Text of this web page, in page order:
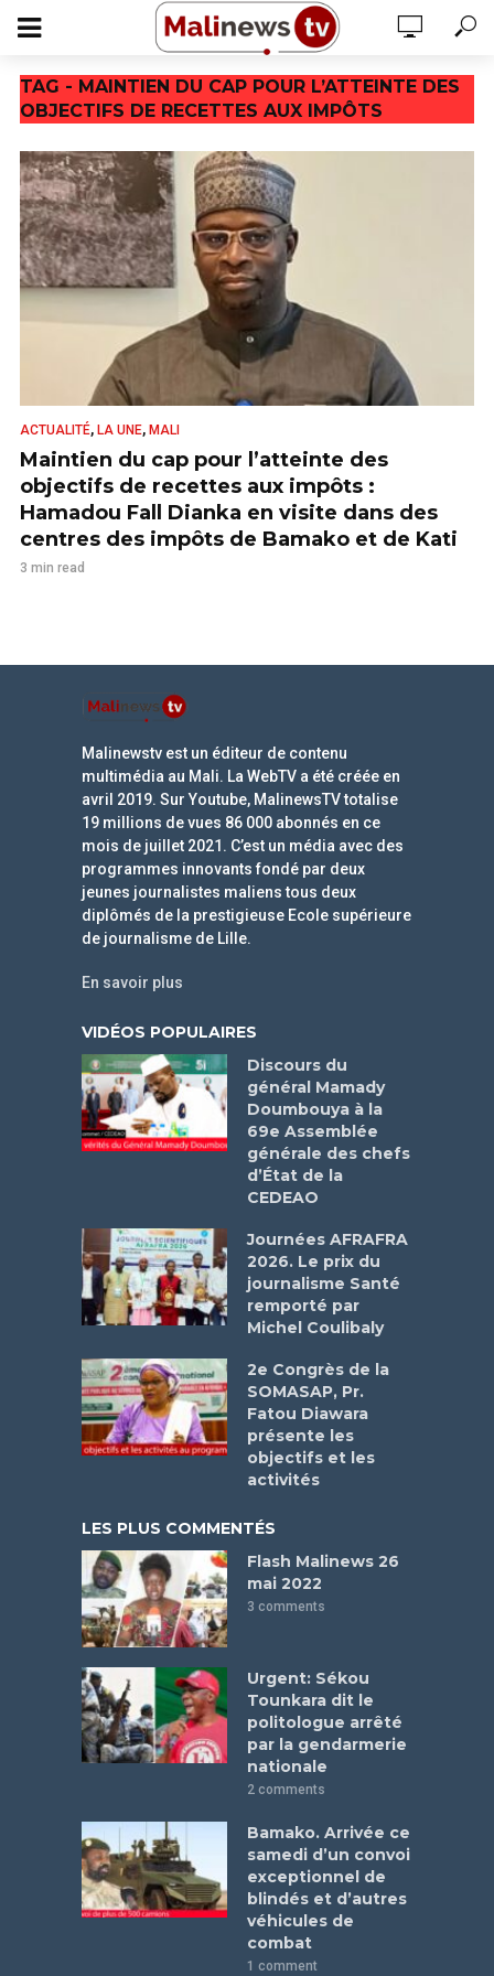
TAG - MAINTIEN DU CAP POUR L’ATTEINTE DES
OBJECTIFS DE RECETTES AUX IMPÔTS
ACTUALITÉ, LA UNE, MALI
Maintien du cap pour l’atteinte des
objectifs de recettes aux impôts :
Hamadou Fall Dianka en visite dans des
centres des impôts de Bamako et de Kati
3 min read
Malinewstv est un éditeur de contenu
multimédia au Mali. La WebTV a été créée en
avril 2019. Sur Youtube, MalinewsTV totalise
19 millions de vues 86 000 abonnés en ce
mois de juillet 2021. C’est un média avec des
programmes innovants fondé par deux
jeunes journalistes maliens tous deux
diplômés de la prestigieuse Ecole supérieure
de journalisme de Lille.
En savoir plus
VIDÉOS POPULAIRES
Discours du
général Mamady
Doumbouya à la
69e Assemblée
générale des chefs
d’État de la
CEDEAO
Journées AFRAFRA
2026. Le prix du
journalisme Santé
remporté par
Michel Coulibaly
2e Congrès de la
SOMASAP, Pr.
Fatou Diawara
présente les
objectifs et les
activités
LES PLUS COMMENTÉS
Flash Malinews 26
mai 2022
3 comments
Urgent: Sékou
Tounkara dit le
politologue arrêté
par la gendarmerie
nationale
2 comments
Bamako. Arrivée ce
samedi d’un convoi
exceptionnel de
blindés et d’autres
véhicules de
combat
1 comment